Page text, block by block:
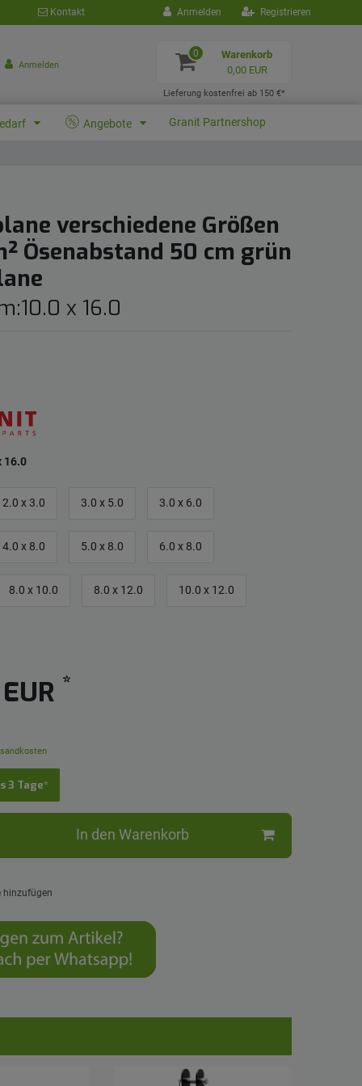
Kontakt Anmelden Registrieren
Anmelden
0
Warenkorb
0,00 EUR
Lieferung kostenfrei ab 150 €*
Angebote Granit Partnershop
verschiedene Größen
Ösenabstand 50 cm grün
x 16.0
16.0
2.0 x 3.0 3.0 x 5.0 3.0 x 6.0
4.0 x 8.0 5.0 x 8.0 6.0 x 8.0
8.0 x 10.0 8.0 x 12.0 10.0 x 12.0
*
3 Tage*
In den Warenkorb
hinzufügen